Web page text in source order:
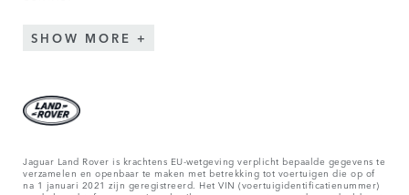
SHOW MORE
Jaguar Land Rover is krachtens EU-wetgeving verplicht bepaalde gegevens te
verzamelen en openbaar te maken met betrekking tot voertuigen die op of
na 1 januari 2021 zijn geregistreerd. Het VIN (voertuigidentificatienummer)